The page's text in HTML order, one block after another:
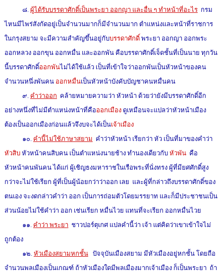
๘. ผู้ได้รับบรรดาศักดิ์เป็นพระยา ออกญา และอื่น ๆ ทำหน้าที่อะไรกรม
ไหนมีไพร่สังกัดอยู่เป็นจำนวนมากก็มีจำนวนมาก ตำแหน่งและหน้าที่ราชการ
ในกรุงสยาม จะมีความสำคัญขึ้นอยู่กับบรรดาศักดิ์พระยา ออกญา ออกพระ
ออกหลวง ออกขุน ออกหมื่น และออกพัน คือบรรดาศักดิ์เจ็ดชั้นที่เป็นนาย ทุกวัน
นี้บรรดาศักดิ์ออกพันไม่ได้ใช้แล้ว เป็นที่เข้าใจว่าออกพันเป็นหัวหน้าของคน
จำนวนหนึ่งพันคน ออกหมื่นเป็นหัวหน้าบังคับบัญชาคนหมื่นคน
๙. คำว่าออก คล้ายหมายความว่า หัวหน้า ด้วยว่ายังมีบรรดาศักดิ์อีก
อย่างหนึ่งที่ไม่มีตำแหน่งหน้าที่คือออกเมืองดูเหมือนจะแปลว่าหัวหน้าเมือง
ต้องเป็นออกเมืองก่อนแล้วจึงบจะได้เป็นเจ้าเมือง
๑๐. คำนี้ไม่ใช้ภาษาสยาม คำว่าหัวหน้า เรียกว่า หัว เป็นที่มาของคำว่า
หัวสิบหัวหน้าคนสิบคน เป็นตำแหน่งนายช้าง ทำนองเดียวกับ หัวพัน คือ
หัวหน้าคนพันคน ได้แก่ ผู้เชิญธงมหาราชในเรือพระที่นั่งทรง ผู้ที่มียศศักดิ์สูง
กว่าจะไม่ใช้เรียก ผู้ที่เป็นผู้น้อยกว่าว่าออก เลย และผู้ที่กล่าวถึงบรรดาศักดิ์ของ
ตนเอง จะงดกล่าวคำว่า ออก เป็นการถ่อมตัวโดยมรรยาท และก็มีประชาชนเป็น
ส่วนน้อยไม่ใช้คำว่า ออก เช่นเรียก หมื่นไวย แทนที่จะเรียก ออกหมื่นไวย
๑๑. คำว่า พระยา ชาวปอร์ตุเกศ แปลคำนี้ว่า เจ้า แต่คิดว่าเขาเข้าใจไม่
ถูกต้อง
๑๒. หัวเมืองสยามหกชั้นปัจจุบันเมืองสยาม มีหัวเมืองอยู่หกชั้น โดยถือ
จำนวนพลเมืองเป็นเกณฑ์ ถ้าหัวเมืองใดมีพลเมืองมากเจ้าเมือง ก็เป็นพระยา ถ้า